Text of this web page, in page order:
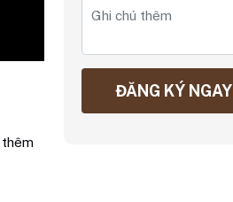
thêm
ĐĂNG KÝ NGAY